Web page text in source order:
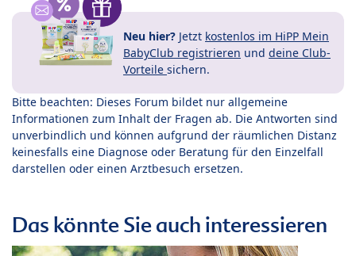
Neu hier? Jetzt kostenlos im HiPP Mein
BabyClub registrieren und deine Club-
Vorteile sichern.
Bitte beachten: Dieses Forum bildet nur allgemeine
Informationen zum Inhalt der Fragen ab. Die Antworten sind
unverbindlich und können aufgrund der räumlichen Distanz
keinesfalls eine Diagnose oder Beratung für den Einzelfall
darstellen oder einen Arztbesuch ersetzen.
Das könnte Sie auch interessieren